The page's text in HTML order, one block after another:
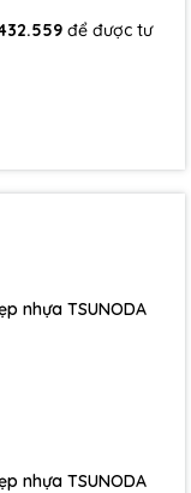
để được tư
nhựa TSUNODA
nhựa TSUNODA